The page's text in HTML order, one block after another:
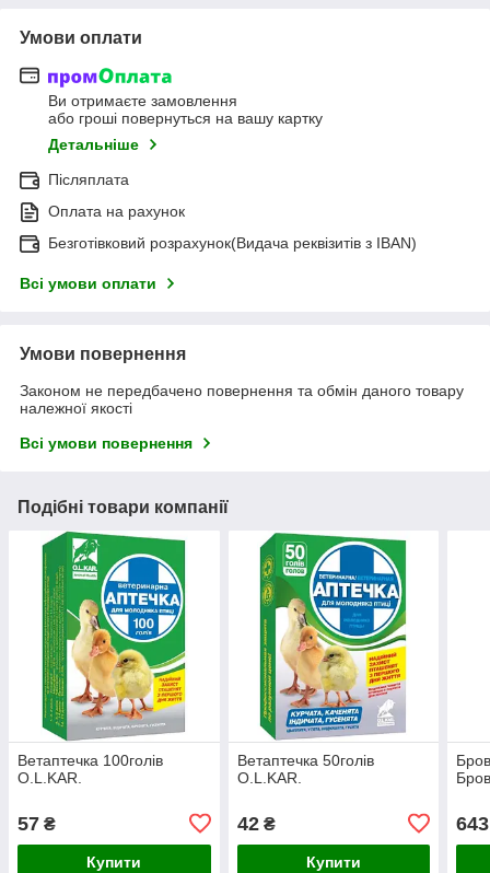
Умови оплати
Ви отримаєте замовлення
або гроші повернуться на вашу картку
Детальніше
Післяплата
Оплата на рахунок
Безготівковий розрахунок(Видача реквізитів з IBAN)
Всі умови оплати
Умови повернення
Законом не передбачено повернення та обмін даного товару
належної якості
Всі умови повернення
Подібні товари компанії
Ветаптечка 100голів
O.L.KAR.
57 ₴
Купити
Ветаптечка 50голів
O.L.KAR.
42₴
Купити
643